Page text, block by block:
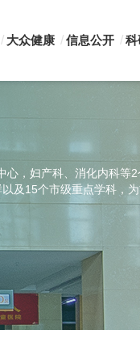
大众健康 信息公开 科
心，妇产科、消化内科等2
及15个市级重点学科，